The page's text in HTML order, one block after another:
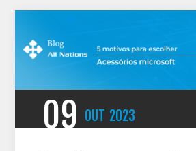
09 OUT 2023